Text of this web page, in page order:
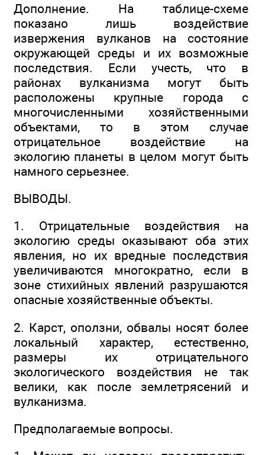
Дополнение. На таблице-схеме
показано лишь воздействие
извержения вулканов на состояние
окружающей среды и их возможные
последствия. Если учесть, что в
районах вулканизма могут быть
расположены крупные города с
многочисленными хозяйственными
объектами, то в этом случае
отрицательное воздействие на
экологию планеты в целом могут быть
намного серьезнее.
ВЫВОДЫ.
1. Отрицательные воздействия на
экологию среды оказывают оба этих
явления, но их вредные последствия
увеличиваются многократно, если в
зоне стихийных явлений разрушаются
опасные хозяйственные объекты.
2. Карст, оползни, обвалы носят более
локальный характер, естественно,
размеры их отрицательного
экологического воздействия не так
велики, как после землетрясений и
вулканизма.
Предполагаемые вопросы.